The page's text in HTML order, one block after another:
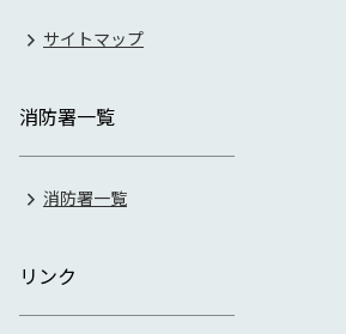
サイトマップ
消防署一覧
消防署一覧
リンク